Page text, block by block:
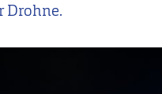
Drohne.